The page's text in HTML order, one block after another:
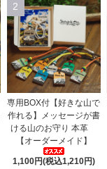
2
専用BOX付【好きな山で
作れる】メッセージが書
ける山のお守り 本革
【オーダーメイド】
1,100円(税込1,210円)